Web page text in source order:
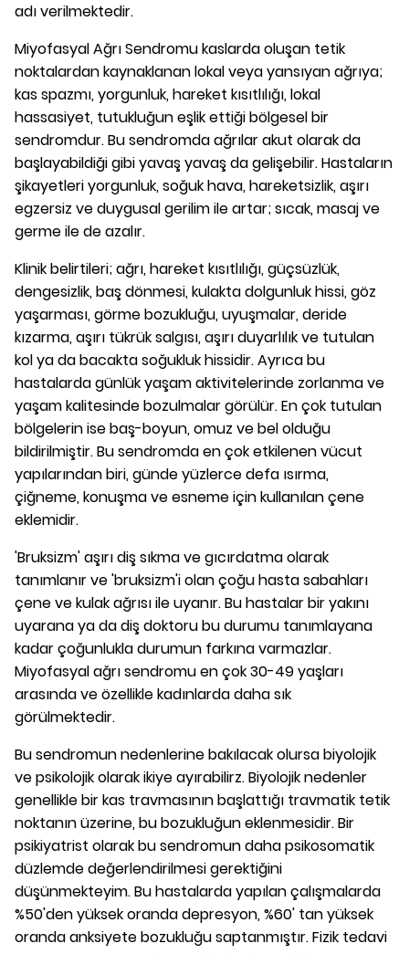
adı verilmektedir.
Miyofasyal Ağrı Sendromu kaslarda oluşan tetik
noktalardan kaynaklanan lokal veya yansıyan ağrıya;
kas spazmı, yorgunluk, hareket kısıtlılığı, lokal
hassasiyet, tutukluğun eşlik ettiği bölgesel bir
sendromdur.Bu sendromda ağrılar akut olarak da
başlayabildiği gibi yavaş yavaş da gelişebilir. Hastaların
şikayetleri yorgunluk, soğuk hava, hareketsizlik, aşırı
egzersiz ve duygusal gerilim ile artar; sıcak, masaj ve
germe ile de azalır.
Klinik belirtileri; ağrı, hareket kısıtlılığı, güçsüzlük,
dengesizlik, baş dönmesi, kulakta dolgunluk hissi, göz
yaşarması, görme bozukluğu, uyuşmalar, deride
kızarma, aşırı tükrük salgısı, aşırı duyarlılık ve tutulan
kol ya da bacakta soğukluk hissidir. Ayrıca bu
hastalarda günlük yaşam aktivitelerinde zorlanma ve
yaşam kalitesinde bozulmalar görülür.En çok tutulan
bölgelerin ise baş-boyun, omuz ve bel olduğu
bildirilmiştir. Bu sendromda en çok etkilenen vücut
yapılarından biri, günde yüzlerce defa ısırma,
çiğneme, konuşma ve esneme için kullanılan çene
eklemidir.
'Bruksizm' aşırı diş sıkma ve gıcırdatma olarak
tanımlanır ve 'bruksizm'i olan çoğu hasta sabahları
çene ve kulak ağrısı ile uyanır. Bu hastalar bir yakını
uyarana ya da diş doktoru bu durumu tanımlayana
kadar çoğunlukla durumun farkına varmazlar.
Miyofasyal ağrı sendromu en çok 30-49 yaşları
arasında ve özellikle kadınlarda daha sık
görülmektedir.
Bu sendromun nedenlerine bakılacak olursa biyolojik
ve psikolojik olarak ikiye ayırabilirz. Biyolojik nedenler
genellikle bir kas travmasının başlattığı travmatik tetik
noktanın üzerine, bu bozukluğun eklenmesidir. Bir
psikiyatrist olarak bu sendromun daha psikosomatik
düzlemde değerlendirilmesi gerektiğini
düşünmekteyim. Bu hastalarda yapılan çalışmalarda
%50'den yüksek oranda depresyon, %60' tan yüksek
oranda anksiyete bozukluğu saptanmıştır. Fizik tedavi